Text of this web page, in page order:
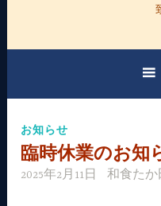
お知らせ
臨時休業のお知
2025年2月11日 和食たか